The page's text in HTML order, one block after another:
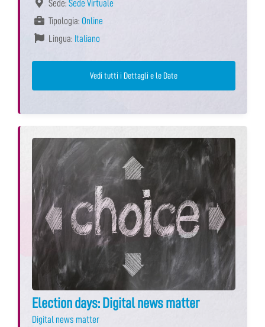
Sede: Sede Virtuale
Tipologia: Online
Lingua: Italiano
Vedi tutti i Dettagli e le Date
Election days: Digital news matter
Digital news matter